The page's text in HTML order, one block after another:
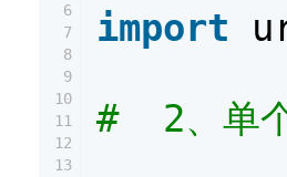
6
7
8
9
10
11
12
13
import
# 2、单